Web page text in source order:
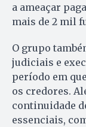
a ameaçar
mais de 2 mil
O grupo
judiciais e
período em
os credores.
continuidade
essenciais,